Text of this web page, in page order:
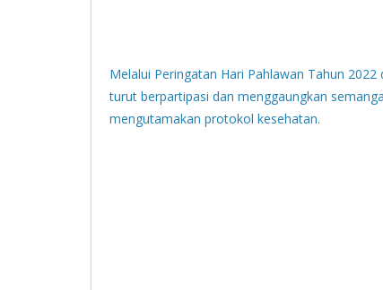
Melalui Peringatan Hari Pahlawan Tahun
turut berpartipasi dan menggaungkan
mengutamakan protokol kesehatan.